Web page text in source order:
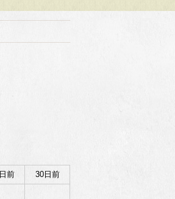
前 30日前